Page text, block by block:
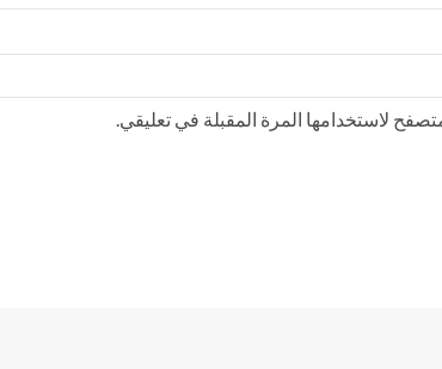
لاستخدامها المرة المقبلة في تعليقي.